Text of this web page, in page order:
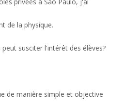
de la physique.
susciter l'intérêt des élèves?
de manière simple et objective